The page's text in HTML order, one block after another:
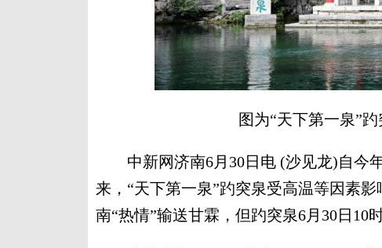
图为“天下第一泉
中新网济南6月30日电 (沙见龙)自今年
来，“天下第一泉”趵突泉受高温等因素
南“热情”输送甘霖，但趵突泉6月30日10